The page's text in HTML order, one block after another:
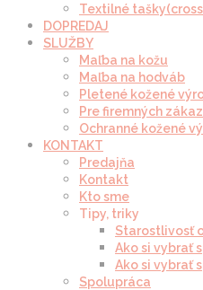
Textilné
DOPREDAJ
SLUŽBY
Maľba na kožu
Maľba na hodváb
Pletené kožené
Pre firemných
Ochranné kožené
KONTAKT
Predajňa
Kontakt
Kto sme
Tipy, triky
Starostlivosť
Ako si vybrať
Ako si vybrať
Spolupráca